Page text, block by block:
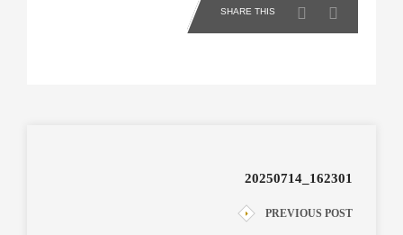
SHARE THIS
20250714_162301
PREVIOUS POST